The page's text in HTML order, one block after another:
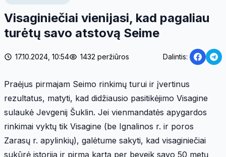
Visaginiečiai vienijasi, kad pagaliau
turėtų savo atstovą Seime
17.10.2024, 10:54 1432 peržiūros Dalintis:
Praėjus pirmajam Seimo rinkimų turui ir įvertinus
rezultatus, matyti, kad didžiausio pasitikėjimo Visagine
sulaukė Jevgenij Šuklin. Jei vienmandatės apygardos
rinkimai vyktų tik Visagine (be Ignalinos r. ir poros
Zarasų r. apylinkių), galėtume sakyti, kad visaginiečiai
sukūrė istoriją ir pirmą kartą per beveik savo 50 metų